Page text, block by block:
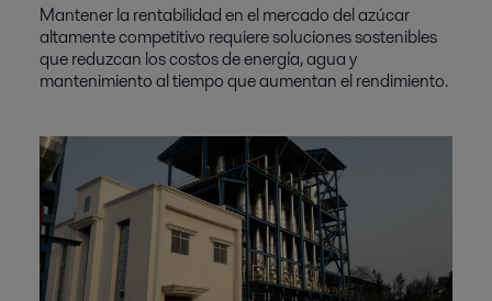
Mantener la rentabilidad en el mercado del azúcar
altamente competitivo requiere soluciones sostenibles
que reduzcan los costos de energía, agua y
mantenimiento al tiempo que aumentan el rendimiento.